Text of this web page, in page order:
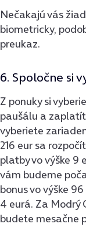
Nečakajú vás
biometricky,
preukaz.
6. Spoločne si
Z ponuky si
paušálu a
vyberiete
216 eur sa
platby vo výške 9
vám budeme
bonus vo výške
4 eurá. Za Modrý
budete mesačne